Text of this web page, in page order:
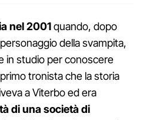
nel 2001quando, dopo
della svampita,
in studio per conoscere
tronista che la storia
a Viterbo ed era
di una società di